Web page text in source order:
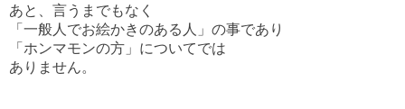
あと、言うまでもなく
「一般人でお絵かきのある人」の事であり
「ホンマモンの方」についてでは
ありません。